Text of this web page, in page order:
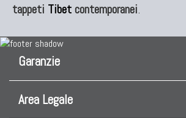
tappeti Tibetcontemporanei.
Garanzie
Area Legale